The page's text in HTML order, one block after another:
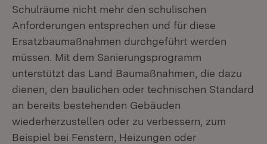
Schulräume nicht mehr den schulischen
Anforderungen entsprechen und für diese
Ersatzbaumaßnahmen durchgeführt werden
müssen. Mit dem Sanierungsprogramm
unterstützt das Land Baumaßnahmen, die dazu
dienen, den baulichen oder technischen Standard
an bereits bestehenden Gebäuden
wiederherzustellen oder zu verbessern, zum
Beispiel bei Fenstern, Heizungen oder